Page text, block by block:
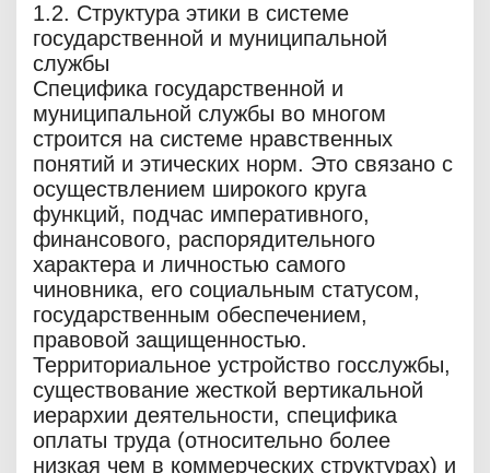
1.2. Структура этики в системе
государственной и муниципальной
службы
Специфика государственной и
муниципальной службы во многом
строится на системе нравственных
понятий и этических норм. Это связано с
осуществлением широкого круга
функций, подчас императивного,
финансового, распорядительного
характера и личностью самого
чиновника, его социальным статусом,
государственным обеспечением,
правовой защищенностью.
Территориальное устройство госслужбы,
существование жесткой вертикальной
иерархии деятельности, специфика
оплаты труда (относительно более
низкая чем в коммерческих структурах) и